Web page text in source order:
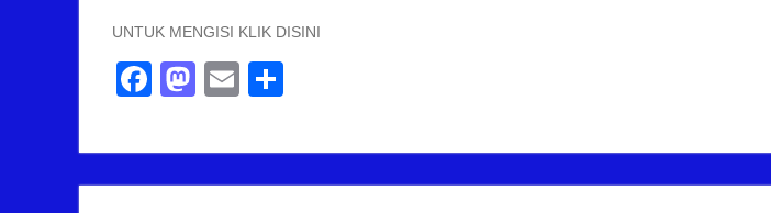
UNTUK MENGISI KLIK DISINI
Facebook
Mastodon
Email